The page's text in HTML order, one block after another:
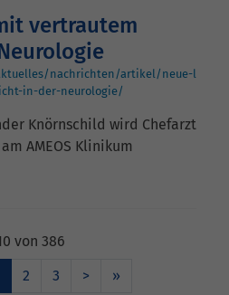
vertrautem
nachrichten/artikel/neue-l
in-der-neurologie/
Knörnschild wird Chefarzt
AMEOS Klinikum
von 386
2 3 > »